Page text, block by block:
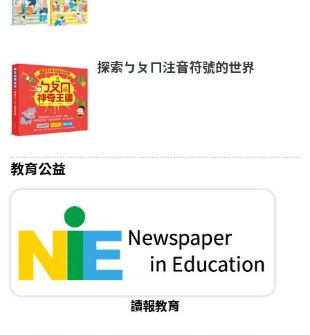
探索ㄅㄆㄇ注音符號的世界
教育公益
讀報教育